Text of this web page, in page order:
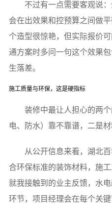
不过有一点需要客观说
会在出效果和控预算之间做
个造型很惊艳，但实际报价
通方案时多问一句这个效果
生落差。
施工质量与环保，这是硬指标
装修中最让人担心的两
电、防水）靠不靠谱，二是材
从公开信息来看，湖北
合环保标准的装饰材料，施
就我接触到的业主反馈，水
环节，项目经理会在每个关